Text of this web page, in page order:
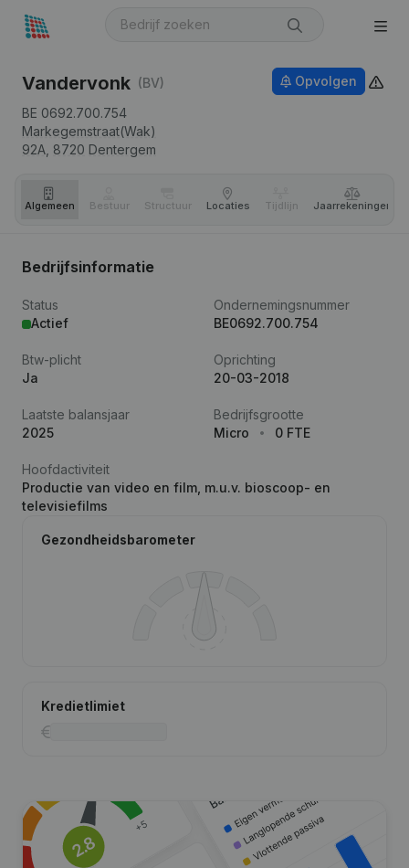
Vandervonk (BV)
BE 0692.700.754
Markegemstraat(Wak)
92A, 8720 Dentergem
Opvolgen
Algemeen Bestuur Structuur Locaties Tijdlijn Jaar­rekeningen
Bedrijfsinformatie
Status
Actief
Ondernemingsnummer
BE0692.700.754
Btw-plicht
Ja
Oprichting
20-03-2018
Laatste balansjaar
2025
Bedrijfsgrootte
Micro
0 FTE
Hoofdactiviteit
Productie van video en film, m.u.v. bioscoop- en
televisiefilms
Gezondheidsbarometer
Kredietlimiet